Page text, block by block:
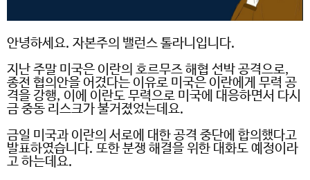
안녕하세요. 자본주의 밸런스 톨라니입니다.
지난 주말 미국은 이란의 호르무즈 해협 선박 공격으로,
종전 협의안을 어겼다는 이유로 미국은 이란에게 무력 공
격을 강행, 이에 이란도 무력으로 미국에 대응하면서 다시
금 중동 리스크가 불거졌었는데요.
금일 미국과 이란의 서로에 대한 공격 중단에 합의했다고
발표하였습니다. 또한 분쟁 해결을 위한 대화도 예정이라
고 하는데요.